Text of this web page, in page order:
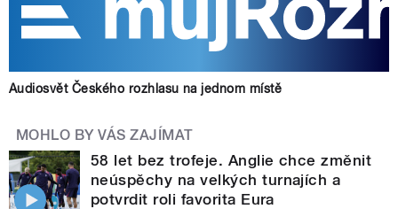
Audiosvět Českého rozhlasu na jednom místě
MOHLO BY VÁS ZAJÍMAT
58 let bez trofeje. Anglie chce změnit
neúspěchy na velkých turnajích a
potvrdit roli favorita Eura